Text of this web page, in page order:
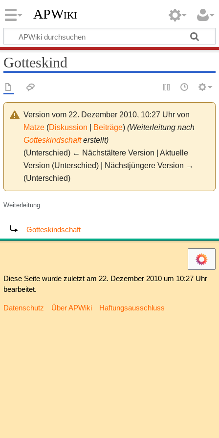
APWiki
Gotteskind
Version vom 22. Dezember 2010, 10:27 Uhr von
Matze (Diskussion Beiträge) (Weiterleitung nach
Gotteskindschafterstellt)
(Unterschied) ← Nächstältere Version | Aktuelle
Version (Unterschied) | Nächstjüngere Version →
(Unterschied)
Weiterleitung
Gotteskindschaft
Diese Seite wurde zuletzt am 22. Dezember 2010 um 10:27 Uhr
bearbeitet.
Datenschutz Über APWiki Haftungsausschluss